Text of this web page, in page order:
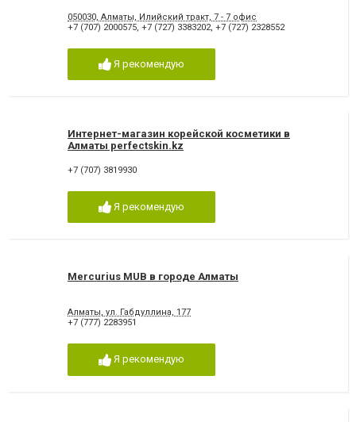
050030, Алматы, Илийский тракт, 7 - 7 офис
+7 (707) 2000575, +7 (727) 3383202, +7 (727) 2328552
Я рекомендую
Интернет-магазин корейской косметики в
Алматы perfectskin.kz
+7 (707) 3819930
Я рекомендую
Mercurius MUB в городе Алматы
Алматы, ул. Габдуллина, 177
+7 (777) 2283951
Я рекомендую